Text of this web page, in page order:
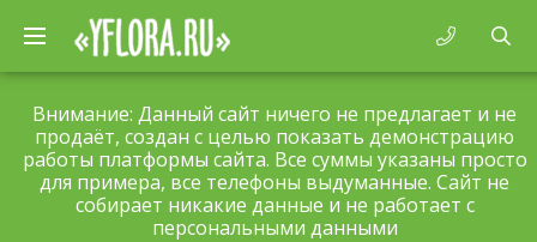
Внимание: Данный сайт ничего не предлагает и не
продаёт, создан с целью показать демонстрацию
работы платформы сайта. Все суммы указаны просто
для примера, все телефоны выдуманные. Сайт не
собирает никакие данные и не работает с
персональными данными